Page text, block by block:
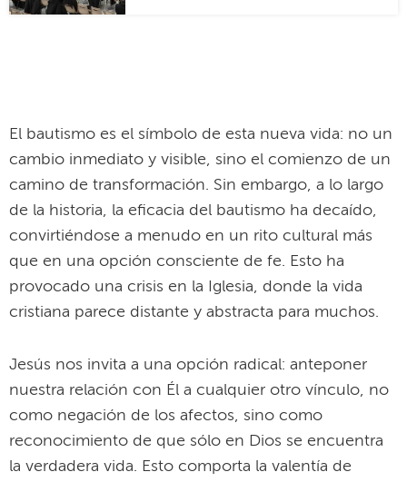
El bautismo es el símbolo de esta nueva vida: no un
cambio inmediato y visible, sino el comienzo de un
camino de transformación. Sin embargo, a lo largo
de la historia, la eficacia del bautismo ha decaído,
convirtiéndose a menudo en un rito cultural más
que en una opción consciente de fe. Esto ha
provocado una crisis en la Iglesia, donde la vida
cristiana parece distante y abstracta para muchos.
Jesús nos invita a una opción radical: anteponer
nuestra relación con Él a cualquier otro vínculo, no
como negación de los afectos, sino como
reconocimiento de que sólo en Dios se encuentra
la verdadera vida. Esto comporta la valentía de